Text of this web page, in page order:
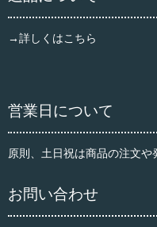
→詳しくはこちら
営業日について
原則、土日祝は商品の注文や
お問い合わせ